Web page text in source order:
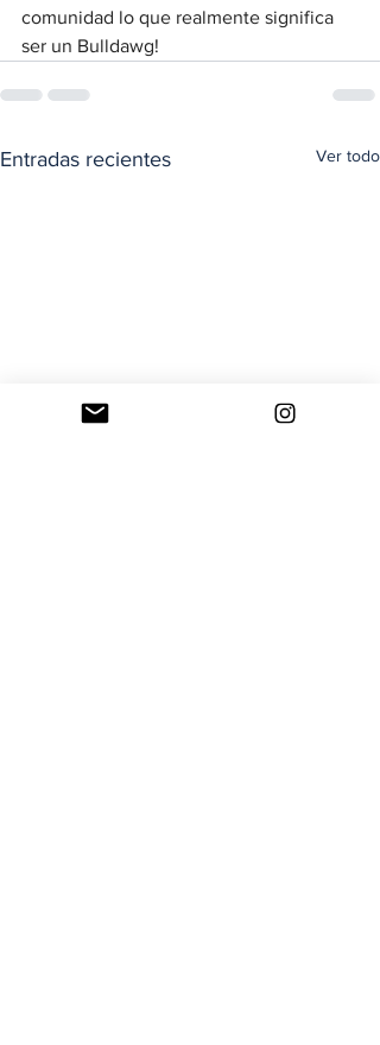
comunidad lo que realmente significa
ser un Bulldawg!
Entradas recientes Ver todo